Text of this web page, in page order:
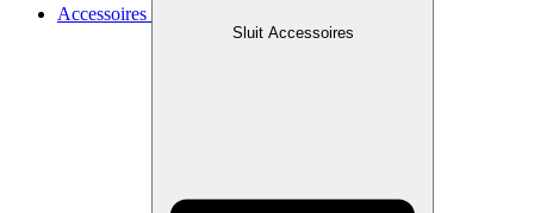
Accessoires
Sluit Accessoires